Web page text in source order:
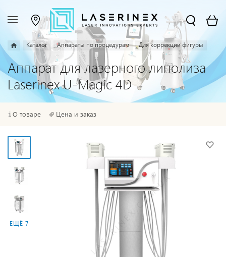
Каталог Аппараты по процедурам Для коррекции фигуры
Аппарат для лазерного липолиза
Laserinex U-Magic 4D
О товаре Цена и заказ
ЕЩЁ 7